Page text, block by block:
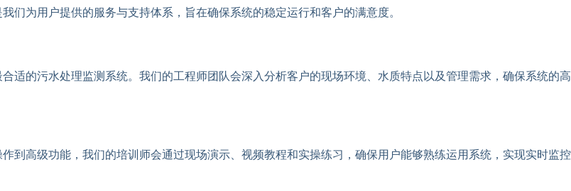
为用户提供的服务与支持体系，旨在确保系统的稳定运行和客户的满意度。
适的污水处理监测系统。我们的工程师团队会深入分析客户的现场环境、水质特点以及管理需求，确保系统的高
到高级功能，我们的培训师会通过现场演示、视频教程和实操练习，确保用户能够熟练运用系统，实现实时监控